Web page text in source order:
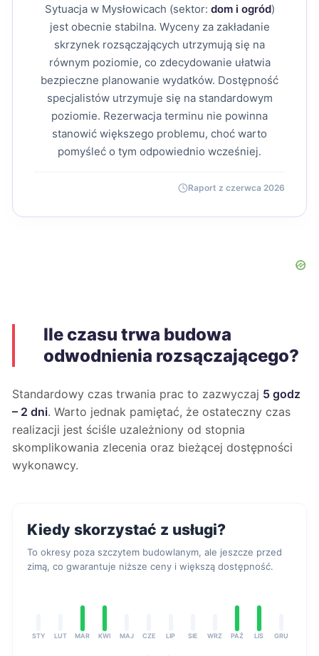
Sytuacja w Mysłowicach (sektor: dom i ogród)
jest obecnie stabilna. Wyceny za zakładanie
skrzynek rozsączających utrzymują się na
równym poziomie, co zdecydowanie ułatwia
bezpieczne planowanie wydatków. Dostępność
specjalistów utrzymuje się na standardowym
poziomie. Rezerwacja terminu nie powinna
stanowić większego problemu, choć warto
pomyśleć o tym odpowiednio wcześniej.
Raport z czerwca 2026
Ile czasu trwa budowa
odwodnienia rozsączającego?
Standardowy czas trwania prac to zazwyczaj 5 godz
– 2 dni. Warto jednak pamiętać, że ostateczny czas
realizacji jest ściśle uzależniony od stopnia
skomplikowania zlecenia oraz bieżącej dostępności
wykonawcy.
Kiedy skorzystać z usługi?
To okresy poza szczytem budowlanym, ale jeszcze przed
zimą, co gwarantuje niższe ceny i większą dostępność.
STY LUT MAR KWI MAJ CZE LIP SIE WRZ PAŹ LIS GRU